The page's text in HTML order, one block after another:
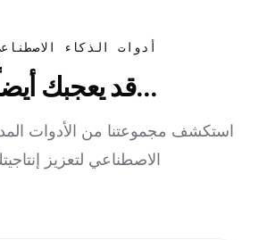
أدوات الذكاء
قد يعجبك أيضاً...
استكشف مجموعتنا من الأدوات
الاصطناعي لتعزيز